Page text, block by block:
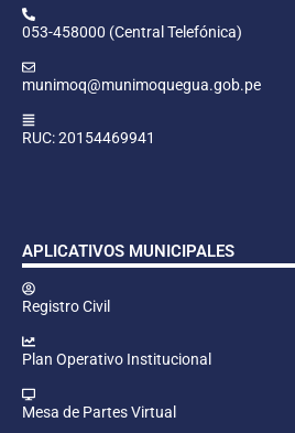
053-458000 (Central Telefónica)
munimoq@munimoquegua.gob.pe
RUC: 20154469941
APLICATIVOS MUNICIPALES
Registro Civil
Plan Operativo Institucional
Mesa de Partes Virtual